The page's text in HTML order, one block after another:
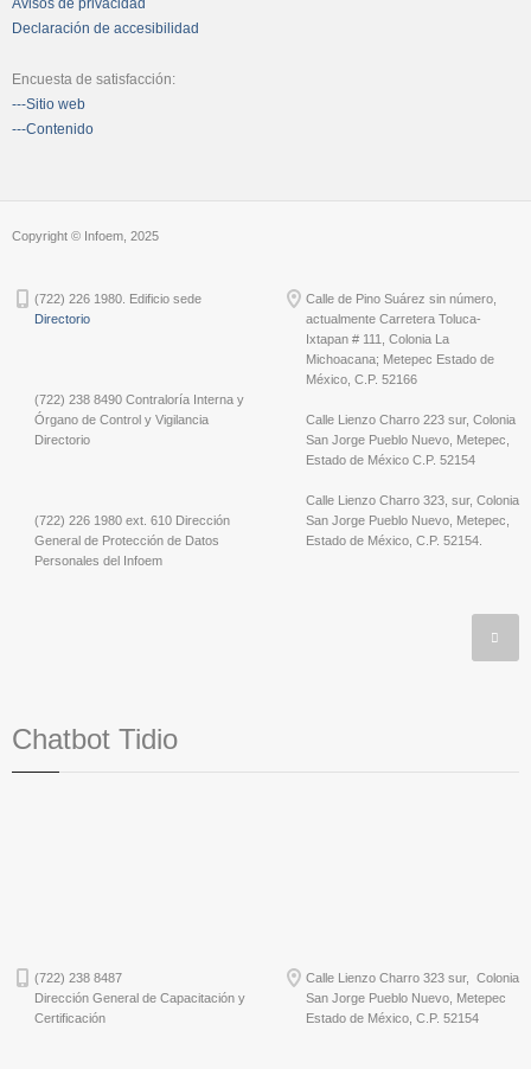
Declaración de accesibilidad
Encuesta de satisfacción:
---Sitio web
---Contenido
Copyright © Infoem, 2025
(722) 226 1980. Edificio sede
Directorio
(722) 238 8490 Contraloría Interna y
Órgano de Control y Vigilancia
Directorio
(722) 226 1980 ext. 610 Dirección
General de Protección de Datos
Personales del Infoem
Calle de Pino Suárez sin número,
actualmente Carretera Toluca-
Ixtapan # 111, Colonia La
Michoacana; Metepec Estado de
México, C.P. 52166
Calle Lienzo Charro 223 sur, Colonia
San Jorge Pueblo Nuevo, Metepec,
Estado de México C.P. 52154
Calle Lienzo Charro 323, sur, Colonia
San Jorge Pueblo Nuevo, Metepec,
Estado de México, C.P. 52154.
Chatbot Tidio
(722) 238 8487
Dirección General de Capacitación y
Certificación
Calle Lienzo Charro 323 sur, Colonia
San Jorge Pueblo Nuevo, Metepec
Estado de México, C.P. 52154